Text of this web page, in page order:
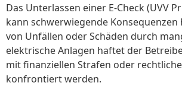
Das Unterlassen einer E-Check (UVV
kann schwerwiegende Konsequenzen
von Unfällen oder Schäden durch
elektrische Anlagen haftet der
mit finanziellen Strafen oder
konfrontiert werden.